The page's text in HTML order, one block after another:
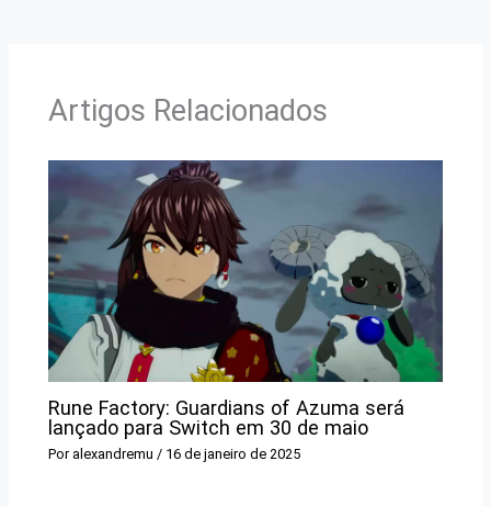
Artigos Relacionados
Rune Factory: Guardians of Azuma será
lançado para Switch em 30 de maio
Por alexandremu/ 16 de janeiro de 2025